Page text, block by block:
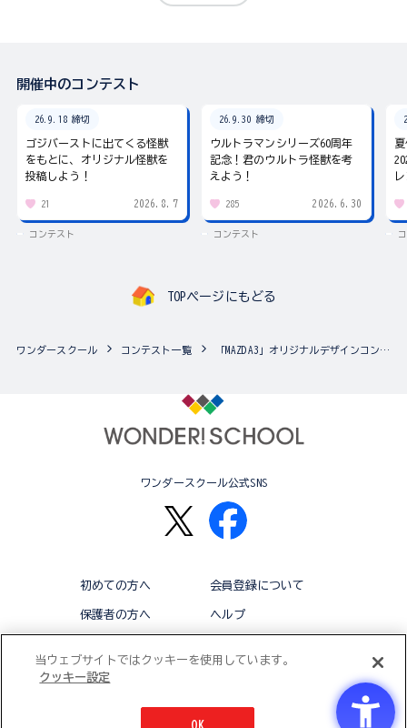
開催中のコンテスト
26.9.18 締切
ゴジバーストに出てくる怪獣
をもとに、オリジナル怪獣を
投稿しよう！
21 2026.8.7
コンテスト
26.9.30 締切
ウルトラマンシリーズ60周年
記念！君のウルトラ怪獣を考
えよう！
285 2026.6.30
コンテスト
TOPページにもどる
ワンダースクール コンテスト一覧 「MAZDA3」オリジナルデザインコンテスト
ワンダースクール公式SNS
初めての方へ 会員登録について
保護者の方へ ヘルプ
当ウェブサイトではクッキーを使用しています。
クッキー設定